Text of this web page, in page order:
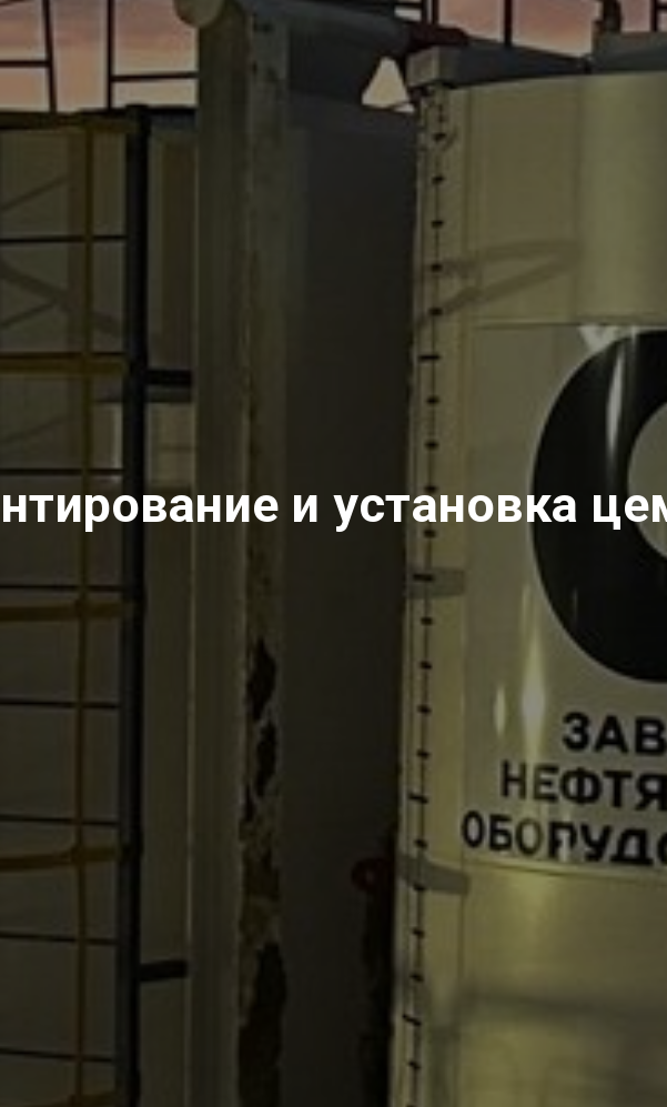
и установка